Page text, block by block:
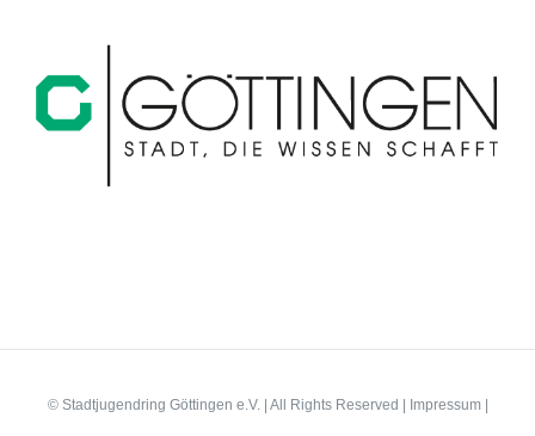
© Stadtjugendring Göttingen e.V. | All Rights Reserved | Impressum|